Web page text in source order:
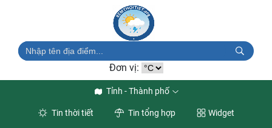
Đơn vị:
Tỉnh - Thành phố
Tin thời tiết Tin tổng hợp Widget